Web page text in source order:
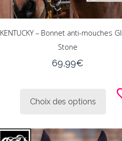
du
KENTUCKY – Bonnet anti-mouches
Stone
69,99€
Choix des options